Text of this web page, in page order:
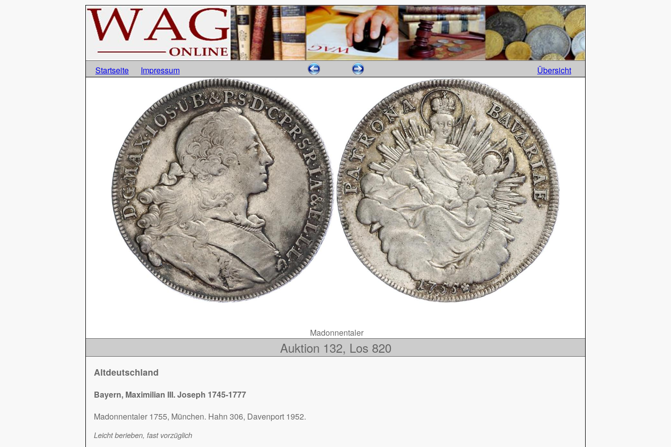
Startseite Impressum Übersicht
Madonnentaler
Auktion 132, Los 820
Altdeutschland
Bayern, Maximilian III. Joseph 1745-1777
Madonnentaler 1755, München. Hahn 306, Davenport 1952.
Leicht berieben, fast vorzüglich